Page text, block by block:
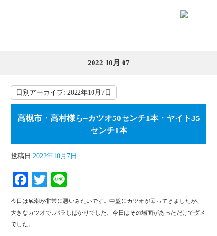
2022 10月 07
日別アーカイブ:2022年10月7日
高槻市・高村様ら–カツオ50センチ1本・ヤイト35
センチ1本
投稿日 2022年10月7日
Fa
ce
bo
ok
T
wi
tte
ne
今日は底潮が非常に悪いみたいです。中盤にカツオが回ってきましたが、
大きなカツオで､バラしばかりでした。今日はその場面があっただけでダメ
でした。